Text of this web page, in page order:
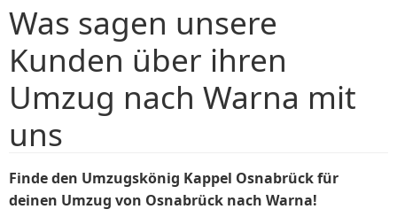
Was sagen unsere
Kunden über ihren
Umzug nach Warna mit
uns
Finde den Umzugskönig Kappel Osnabrück für
deinen Umzug von Osnabrück nach Warna!